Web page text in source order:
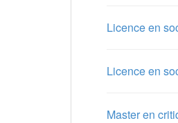
Licence en
Licence en
Master en